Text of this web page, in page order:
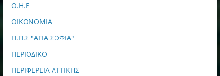
Ο.Η.Ε
ΟΙΚΟΝΟΜΙΑ
Π.Π.Σ "ΑΓΙΑ ΣΟΦΙΑ"
ΠΕΡΙΟΔΙΚΟ
ΠΕΡΙΦΕΡΕΙΑ ΑΤΤΙΚΗΣ